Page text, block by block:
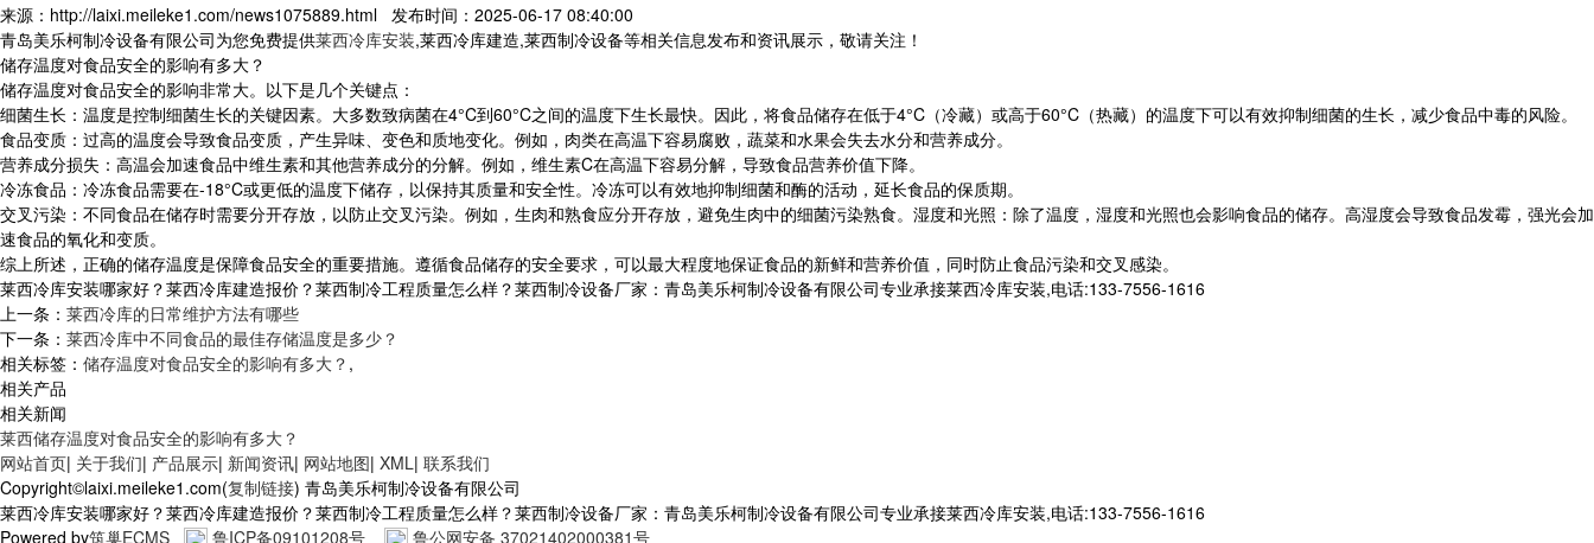
来源：http://laixi.meileke1.com/news1075889.html 发布时间：2025-06-17 08:40:00
青岛美乐柯制冷设备有限公司为您免费提供莱西冷库安装,莱西冷库建造,莱西制冷设备等相关信息发布和资讯展示，敬请关注！
储存温度对食品安全的影响有多大？
储存温度对食品安全的影响非常大。以下是几个关键点：
细菌生长：温度是控制细菌生长的关键因素。大多数致病菌在4°C到60°C之间的温度下生长最快。因此，将食品储存在低于4°C（冷藏）或高于60°C（热藏）的温度下可以有效抑制细菌的生长，减少食品中毒的风险。
食品变质：过高的温度会导致食品变质，产生异味、变色和质地变化。例如，肉类在高温下容易腐败，蔬菜和水果会失去水分和营养成分。
营养成分损失：高温会加速食品中维生素和其他营养成分的分解。例如，维生素C在高温下容易分解，导致食品营养价值下降。
冷冻食品：冷冻食品需要在-18°C或更低的温度下储存，以保持其质量和安全性。冷冻可以有效地抑制细菌和酶的活动，延长食品的保质期。
交叉污染：不同食品在储存时需要分开存放，以防止交叉污染。例如，生肉和熟食应分开存放，避免生肉中的细菌污染熟食。湿度和光照：除了温度，湿度和光照也会影响食品的储存。高湿度会导致食品发霉，强光会加
速食品的氧化和变质。
综上所述，正确的储存温度是保障食品安全的重要措施。遵循食品储存的安全要求，可以最大程度地保证食品的新鲜和营养价值，同时防止食品污染和交叉感染。
莱西冷库安装哪家好？莱西冷库建造报价？莱西制冷工程质量怎么样？莱西制冷设备厂家：青岛美乐柯制冷设备有限公司专业承接莱西冷库安装,电话:133-7556-1616
上一条： 莱西冷库的日常维护方法有哪些
下一条： 莱西冷库中不同食品的最佳存储温度是多少？
相关标签： 储存温度对食品安全的影响有多大？ ,
相关产品
相关新闻
莱西储存温度对食品安全的影响有多大？
网站首页| 关于我们| 产品展示| 新闻资讯| 网站地图| XML| 联系我们
Copyright©laixi.meileke1.com(复制链接) 青岛美乐柯制冷设备有限公司
莱西冷库安装哪家好？莱西冷库建造报价？莱西制冷工程质量怎么样？莱西制冷设备厂家：青岛美乐柯制冷设备有限公司专业承接莱西冷库安装,电话:133-7556-1616
Powered by筑巢ECMS 鲁ICP备09101208号 鲁公网安备 37021402000381号